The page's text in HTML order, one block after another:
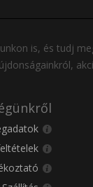
is, és tudj
újdonságainkról,